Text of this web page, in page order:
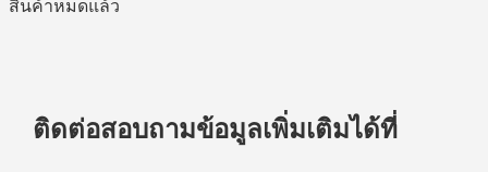
สินค้าหมดแล้ว
ติดต่อสอบถามข้อมูลเพิ่มเติมได้ที่